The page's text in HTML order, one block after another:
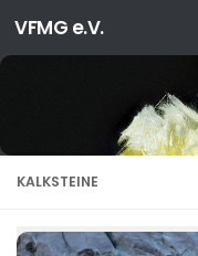
Zum Inhalt springen
VFMG e.V.
KALKSTEINE